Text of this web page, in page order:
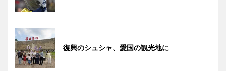
復興のシュシャ、愛国の観光地に